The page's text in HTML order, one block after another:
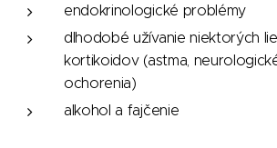
endokrinologické problémy
dlhodobé užívanie niektorých
kortikoidov (astma,
ochorenia)
alkohol a fajčenie